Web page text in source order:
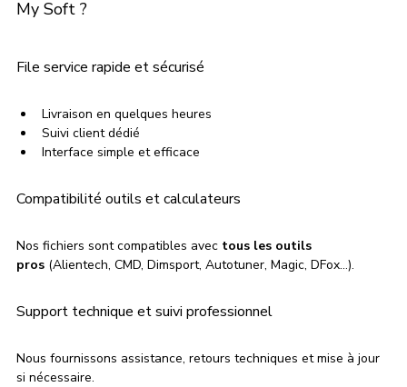
My Soft ?
File service rapide et sécurisé
Livraison en quelques heures
Suivi client dédié
Interface simple et efficace
Compatibilité outils et calculateurs
Nos fichiers sont compatibles avec tous les outils
pros (Alientech, CMD, Dimsport, Autotuner, Magic, DFox…).
Support technique et suivi professionnel
Nous fournissons assistance, retours techniques et mise à jour
si nécessaire.